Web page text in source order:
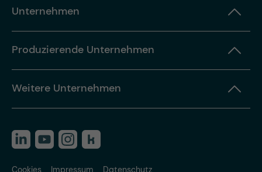
Unternehmen
Produzierende Unternehmen
Weitere Unternehmen
Cookies Impressum
Datenschutz